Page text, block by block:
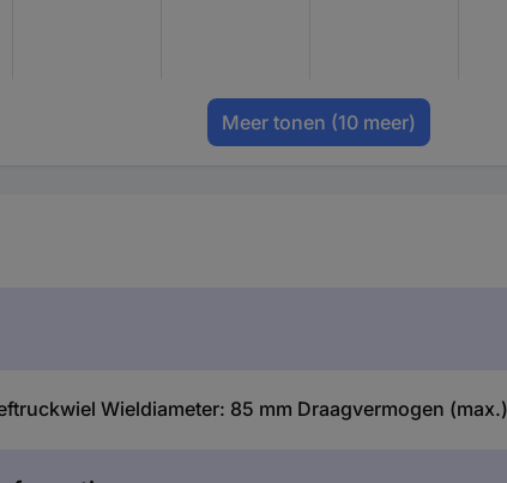
Meer tonen (10 meer)
Wieldiameter: 85 mm Draagvermogen